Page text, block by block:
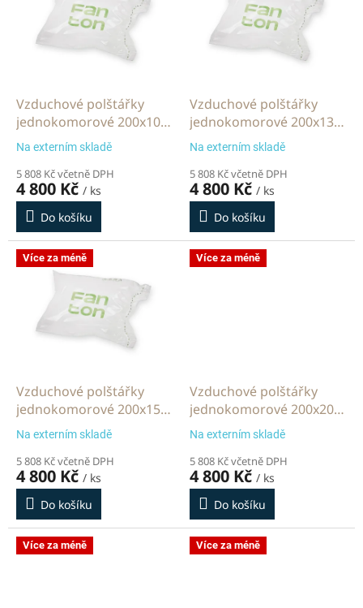
dVzduchové polštářky
jednokomorové 200x100
mm 2000 m
Na externím skladě
5 808 Kč včetně DPH
4 800 Kč / ks
Do košíku
Vzduchové polštářky
jednokomorové 200x130
mm 2000 m
Na externím skladě
5 808 Kč včetně DPH
4 800 Kč / ks
Do košíku
Více za méně
Vzduchové polštářky
jednokomorové 200x150
mm 2000 m
Na externím skladě
5 808 Kč včetně DPH
4 800 Kč / ks
Do košíku
Více za méně
Vzduchové polštářky
jednokomorové 200x200
mm 2000 m
Na externím skladě
5 808 Kč včetně DPH
4 800 Kč / ks
Do košíku
Více za méně Více za méně